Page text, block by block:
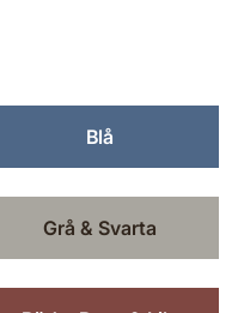
Blå
Grå & Svarta